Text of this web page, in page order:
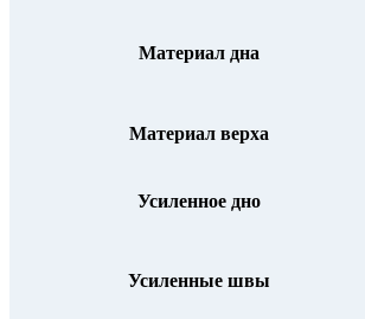
Материал дна
Материал верха
Усиленное дно
Усиленные швы